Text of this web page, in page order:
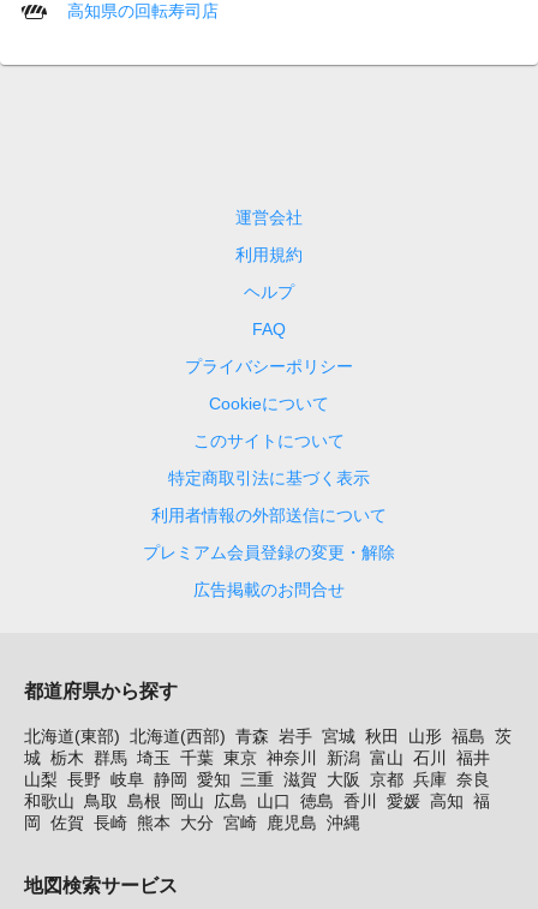
高知県の回転寿司店
運営会社
利用規約
ヘルプ
FAQ
プライバシーポリシー
Cookieについて
このサイトについて
特定商取引法に基づく表示
利用者情報の外部送信について
プレミアム会員登録の変更・解除
広告掲載のお問合せ
都道府県から探す
北海道(東部) 北海道(西部) 青森 岩手 宮城 秋田 山形 福島 茨
城 栃木 群馬 埼玉 千葉 東京 神奈川 新潟 富山 石川
福井
山梨 長野 岐阜 静岡 愛知 三重 滋賀 大阪 京都 兵庫 奈良
和歌山
鳥取 島根 岡山 広島 山口 徳島 香川 愛媛 高知 福
岡 佐賀 長崎 熊本 大分 宮崎 鹿児島 沖縄
地図検索サービス